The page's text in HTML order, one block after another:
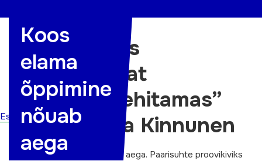
Esileht
Koos
elama
õppimine
nõuab
aega
„Leivad ühes
kapis. Püsivat
paarisuhet ehitamas”
Autor: Saara Kinnunen
Koos elama õppimine nõuab aega. Paarisuhte proovikiviks